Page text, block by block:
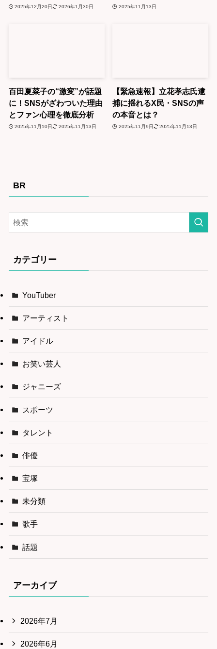
2025年12月20日 2026年1月30日 2025年11月13日
百田夏菜子の“激変”が話題
に！SNSがざわついた理由
とファン心理を徹底分析
2025年11月10日 2025年11月13日
【緊急速報】立花孝志氏逮
捕に揺れるX民・SNSの声
の本音とは？
2025年11月9日 2025年11月13日
BR
カテゴリー
YouTuber
アーティスト
アイドル
お笑い芸人
ジャニーズ
スポーツ
タレント
俳優
宝塚
未分類
歌手
話題
アーカイブ
2026年7月
2026年6月